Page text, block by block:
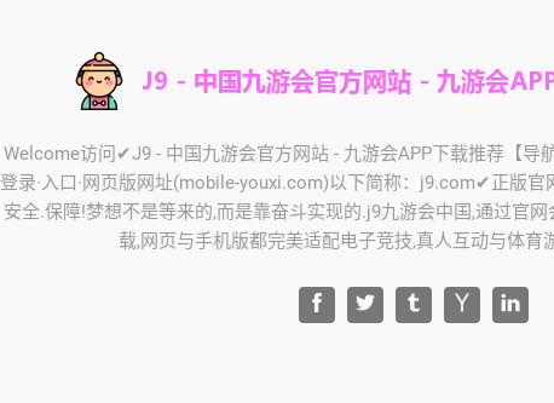
Welcome访问✔J9 - 中国九游会官方网站 - 九游会APP下载推荐【导
登录·入口·网页版网址(mobile-youxi.com)以下简称：j9.com✔正版官
安全.保障!梦想不是等来的,而是靠奋斗实现的.j9九游会中国,通过官
载,网页与手机版都完美适配电子竞技,真人互动与体育